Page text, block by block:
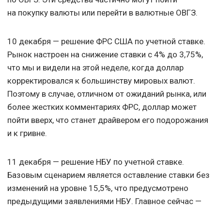
на покупку валюты или перейти в валютные ОВГЗ.
10 декабря — решение ФРС США по учетной ставке.
Рынок настроен на снижение ставки с 4% до 3,75%,
что мы и видели на этой неделе, когда доллар
корректировался к большинству мировых валют.
Поэтому в случае, отличном от ожиданий рынка, или
более жестких комментариях ФРС, доллар может
пойти вверх, что станет драйвером его подорожания
и к гривне.
11 декабря — решение НБУ по учетной ставке.
Базовым сценарием является оставление ставки без
изменений на уровне 15,5%, что предусмотрено
предыдущими заявлениями НБУ. Главное сейчас —